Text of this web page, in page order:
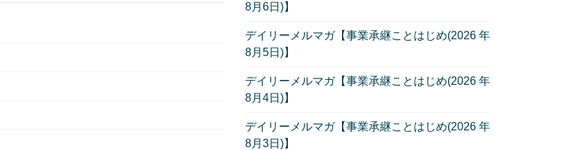
8月6日)】
デイリーメルマガ【事業承継ことはじめ(2026 年
8月5日)】
デイリーメルマガ【事業承継ことはじめ(2026 年
8月4日)】
デイリーメルマガ【事業承継ことはじめ(2026 年
8月3日)】